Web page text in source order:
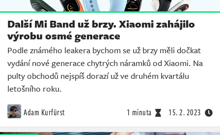
Další Mi Band už brzy. Xiaomi zahájilo
výrobu osmé generace
Podle známého leakera bychom se už brzy měli dočkat
vydání nové generace chytrých náramků od Xiaomi. Na
pulty obchodů nejspíš dorazí už ve druhém kvartálu
letošního roku.
Adam Kurfürst 1 minuta 15. 2. 2023